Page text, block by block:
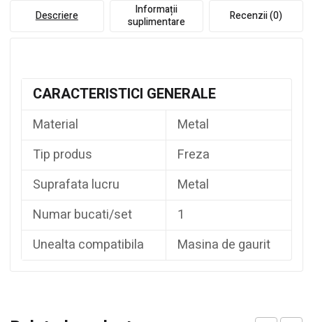
Descriere
Informații
suplimentare
Recenzii (0)
CARACTERISTICI GENERALE
Material
Metal
Tip produs
Freza
Suprafata lucru
Metal
Numar bucati/set
1
Unealta compatibila
Masina de gaurit